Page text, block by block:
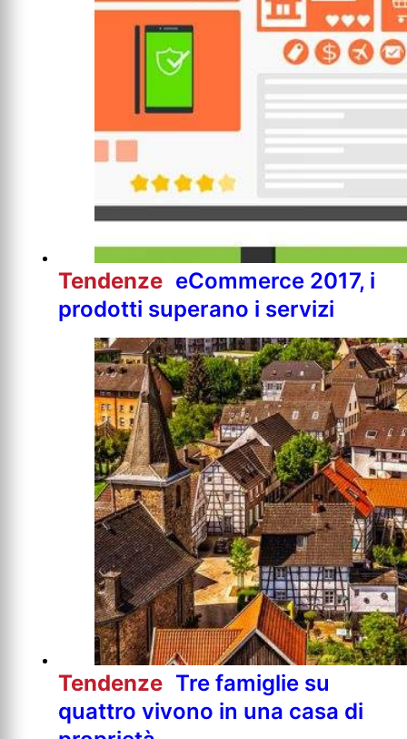
Tendenze eCommerce 2017, i
prodotti superano i servizi
Tendenze Tre famiglie su
quattro vivono in una casa di